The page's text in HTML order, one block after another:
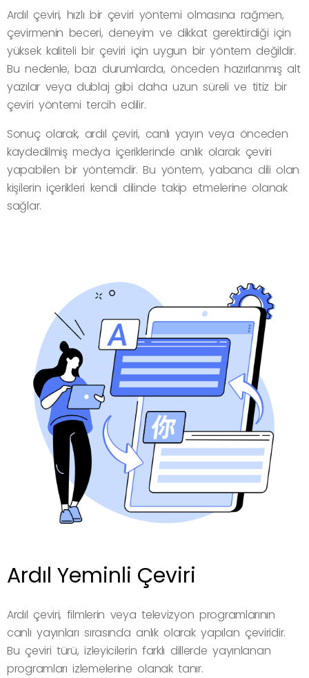
Ardıl çeviri, hızlı bir çeviri yöntemi olmasına rağmen,
çevirmenin beceri, deneyim ve dikkat gerektirdiği için
yüksek kaliteli bir çeviri için uygun bir yöntem değildir.
Bu nedenle, bazı durumlarda, önceden hazırlanmış alt
yazılar veya dublaj gibi daha uzun süreli ve titiz bir
çeviri yöntemi tercih edilir.
Sonuç olarak, ardıl çeviri, canlı yayın veya önceden
kaydedilmiş medya içeriklerinde anlık olarak çeviri
yapabilen bir yöntemdir. Bu yöntem, yabancı dili olan
kişilerin içerikleri kendi dilinde takip etmelerine olanak
sağlar.
Ardıl Yeminli Çeviri
Ardıl çeviri, filmlerin veya televizyon programlarının
canlı yayınları sırasında anlık olarak yapılan çeviridir.
Bu çeviri türü, izleyicilerin farklı dillerde yayınlanan
programları izlemelerine olanak tanır.